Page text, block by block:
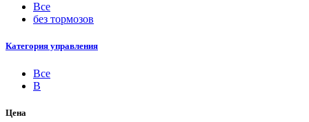
Все
без тормозов
Категория управления
Все
B
Цена